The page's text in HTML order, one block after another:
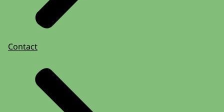
Contact